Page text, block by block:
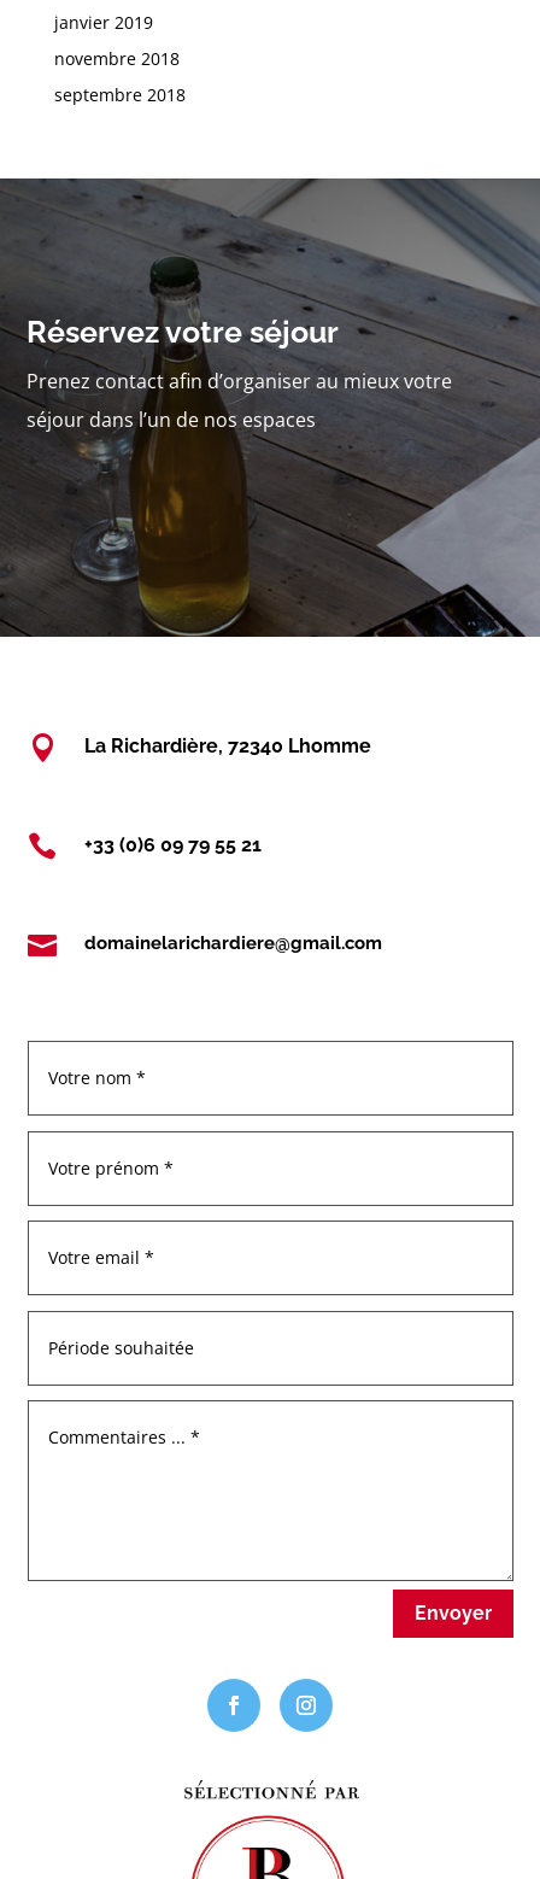
janvier 2019
novembre 2018
septembre 2018
Réservez votre séjour
Prenez contact afin d’organiser au mieux votre
séjour dans l’un de nos espaces
 La Richardière, 72340 Lhomme
 +33 (0)6 09 79 55 21
 domainelarichardiere@gmail.com
Envoyer